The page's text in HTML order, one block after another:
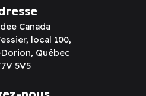
Canada
local 100,
Québec
5V5